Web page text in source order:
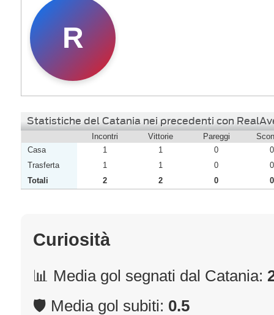
R
Statistiche del Catania nei precedenti con
Incontri Vittorie Pareggi
Casa
1 1 0
0
Trasferta
1 1 0
0
Totali
2 2 0 0
Curiosità
📊 Media gol segnati dal Catania:
🛡 Media gol subiti: 0.5